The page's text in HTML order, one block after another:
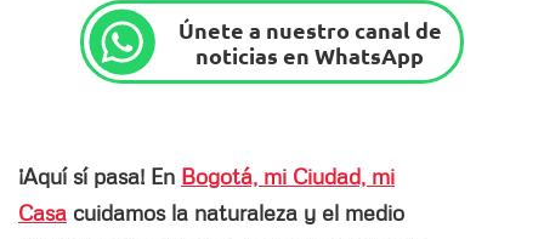
Únete a nuestro canal de
noticias en WhatsApp
¡Aquí sí pasa! En Bogotá, mi Ciudad, mi
Casa cuidamos la naturaleza y el medio